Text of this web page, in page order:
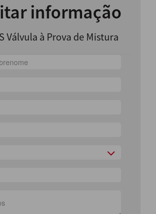
informação
Válvula à Prova de Mistura